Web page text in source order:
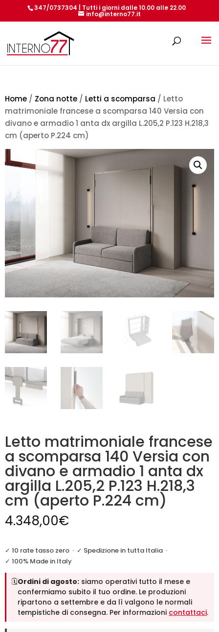
347/0737304 | Tutti i giorni dalle 10.00 alle 22.00
info@interno77.it
Home / Zona notte / Letti a scomparsa / Letto
matrimoniale francese a scomparsa 140 Versia con
divano e armadio 1 anta dx argilla L.205,2 P.123 H.218,3
cm (aperto P.224 cm)
Letto matrimoniale francese
a scomparsa 140 Versia con
divano e armadio 1 anta dx
argilla L.205,2 P.123 H.218,3
cm (aperto P.224 cm)
4.348,00€
✓ 10 rate tasso zero · ✓ Spedizione in tutta Italia ·
✓ 100% Made in Italy
🗓️Ordini di agosto: siamo operativi tutto il mese e
confermiamo subito il tuo ordine. Le produzioni
ripartono a settembre e da lì valgono le normali
tempistiche di consegna. Per informazioni contattaci.